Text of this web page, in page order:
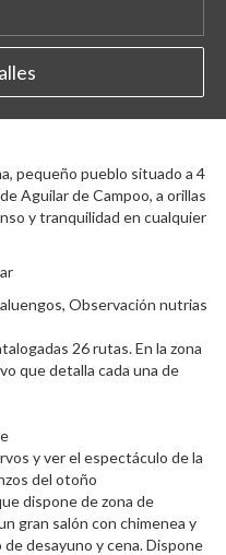
pequeño pueblo situado a 4
Aguilar de Campoo, a orillas
y tranquilidad en cualquier
Observación nutrias
26 rutas. En la zona
que detalla cada una de
y ver el espectáculo de la
del otoño
dispone de zona de
gran salón con chimenea y
desayuno y cena. Dispone